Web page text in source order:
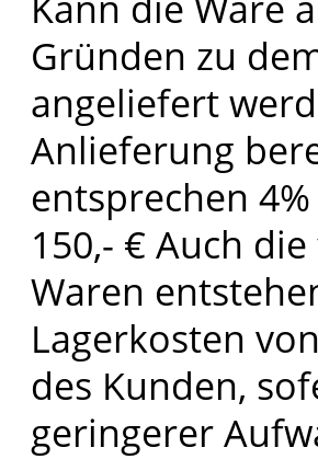
Gründen zu
angeliefert
Anlieferung
entsprechen
150,- € Auch
Waren
Lagerkosten
des Kunden,
geringerer